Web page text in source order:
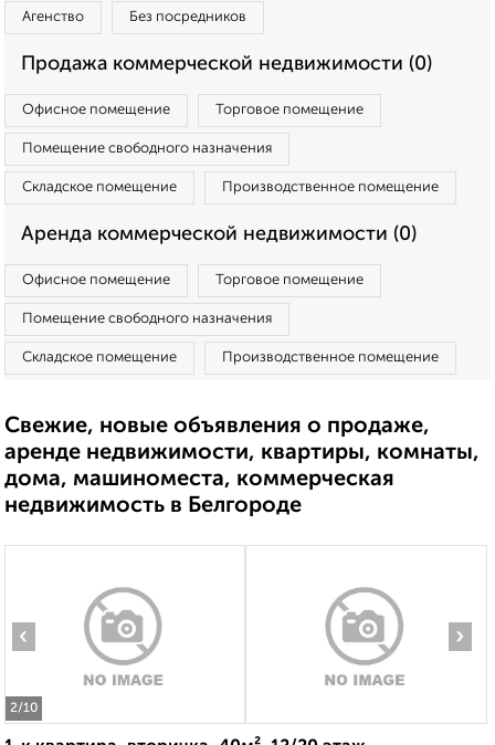
Агенство Без посредников
Продажа коммерческой недвижимости (0)
Офисное помещение Торговое помещение
Помещение свободного назначения
Складское помещение Производственное помещение
Аренда коммерческой недвижимости (0)
Офисное помещение Торговое помещение
Помещение свободного назначения
Складское помещение Производственное помещение
Свежие, новые объявления о продаже,
аренде недвижимости, квартиры, комнаты,
дома, машиноместа, коммерческая
недвижимость в Белгороде
2/10
‹ ›